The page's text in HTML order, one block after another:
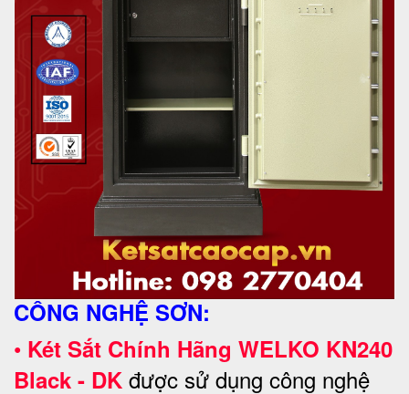
CÔNG NGHỆ SƠN:
• Két Sắt Chính Hãng WELKO KN240
Black - DK được sử dụng công nghệ